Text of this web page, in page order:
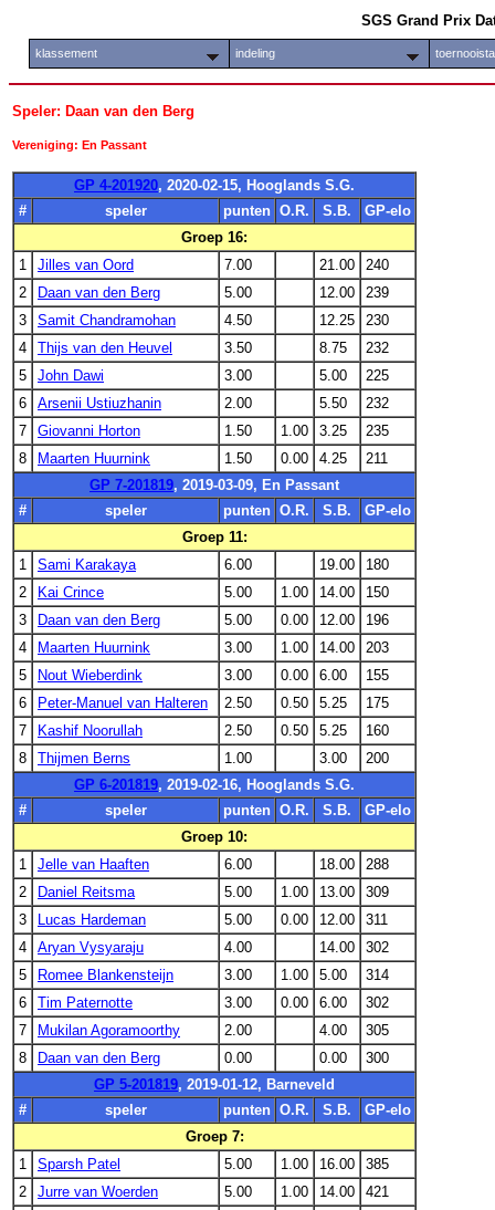
SGS Grand Prix
klassement indeling
Speler: Daan van den Berg
Vereniging: En Passant
GP 4-201920, 2020-02-15, Hooglands S.G.
#
speler punten O.R. S.B.
GP-elo
Groep 16:
1
Jilles van Oord 7.00 21.00
240
2
Daan van den Berg 5.00 12.00
239
3
Samit Chandramohan 4.50 12.25
230
4
Thijs van den Heuvel 3.50 8.75
232
5
John Dawi 3.00 5.00
225
6
Arsenii Ustiuzhanin 2.00 5.50
232
7
Giovanni Horton 1.50 1.00 3.25
235
8
Maarten Huurnink 1.50 0.00 4.25
211
GP 7-201819, 2019-03-09, En Passant
#
speler punten O.R. S.B.
GP-elo
Groep 11:
1
Sami Karakaya 6.00 19.00
180
2
Kai Crince 5.00 1.00 14.00
150
3
Daan van den Berg 5.00 0.00 12.00
196
4
Maarten Huurnink 3.00 1.00 14.00
203
5
Nout Wieberdink 3.00 0.00 6.00
155
6
Peter-Manuel van Halteren 2.50 0.50 5.25
175
7
Kashif Noorullah 2.50 0.50 5.25
160
8
Thijmen Berns 1.00 3.00
200
GP 6-201819, 2019-02-16, Hooglands S.G.
#
speler punten O.R. S.B.
GP-elo
Groep 10:
1
Jelle van Haaften 6.00 18.00
288
2
Daniel Reitsma 5.00 1.00 13.00
309
3
Lucas Hardeman 5.00 0.00 12.00
311
4
Aryan Vysyaraju 4.00 14.00
302
5
Romee Blankensteijn 3.00 1.00 5.00
314
6
Tim Paternotte 3.00 0.00 6.00
302
7
Mukilan Agoramoorthy 2.00 4.00
305
8
Daan van den Berg 0.00 0.00
300
GP 5-201819, 2019-01-12, Barneveld
#
speler punten O.R. S.B.
GP-elo
Groep 7:
1
Sparsh Patel 5.00 1.00 16.00
385
2
Jurre van Woerden 5.00 1.00 14.00
421